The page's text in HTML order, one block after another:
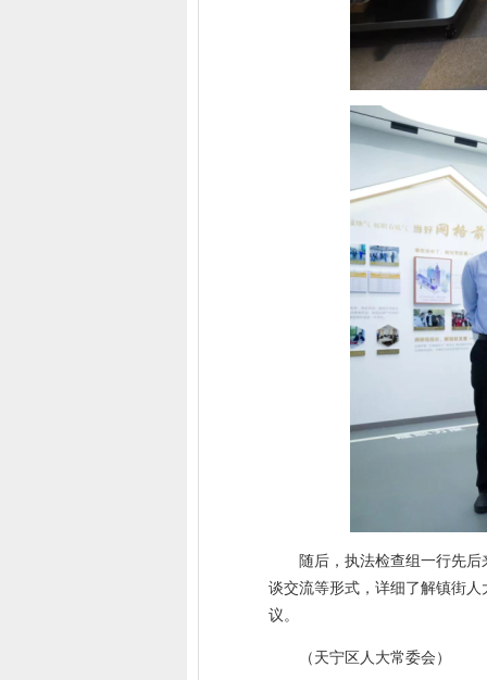
随后，执法检查组一行先
谈交流等形式，详细了解镇街
议。
（天宁区人大常委会）